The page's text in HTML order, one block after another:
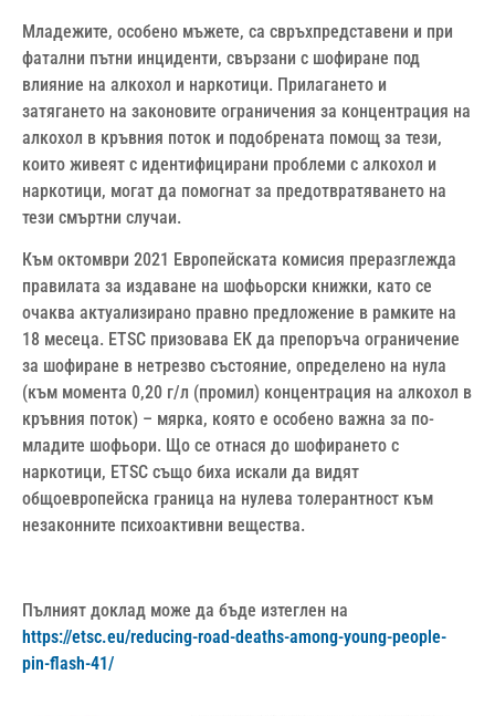
Младежите, особено мъжете, са свръхпредставени и при
фатални пътни инциденти, свързани с шофиране под
влияние на алкохол и наркотици. Прилагането и
затягането на законовите ограничения за концентрация на
алкохол в кръвния поток и подобрената помощ за тези,
които живеят с идентифицирани проблеми с алкохол и
наркотици, могат да помогнат за предотвратяването на
тези смъртни случаи.
Към октомври 2021 Европейската комисия преразглежда
правилата за издаване на шофьорски книжки, като се
очаква актуализирано правно предложение в рамките на
18 месеца. ETSC призовава ЕК да препоръча ограничение
за шофиране в нетрезво състояние, определено на нула
(към момента 0,20 г/л (промил) концентрация на алкохол в
кръвния поток) – мярка, която е особено важна за по-
младите шофьори. Що се отнася до шофирането с
наркотици, ETSC също биха искали да видят
общоевропейска граница на нулева толерантност към
незаконните психоактивни вещества.
Пълният доклад може да бъде изтеглен на
https://etsc.eu/reducing-road-deaths-among-young-people-
pin-flash-41/